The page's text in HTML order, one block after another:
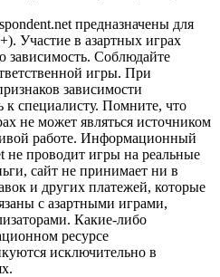
предназначены для
Участие в азартных играх
зависимость. Соблюдайте
игры. При
зависимости
к специалисту. Помните, что
не может являться источником
работе. Информационный
не проводит игры на реальные
сайт не принимает ни в
и других платежей, которые
с азартными играми,
Какие-либо
ресурсе
исключительно в